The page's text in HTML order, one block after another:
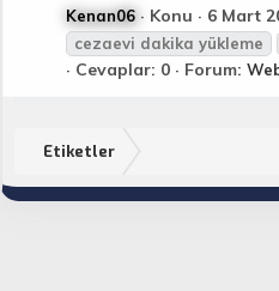
Kenan06
Konu 6 Mart
cezaevi dakika yükleme
Cevaplar: 0 Forum:
Etiketler